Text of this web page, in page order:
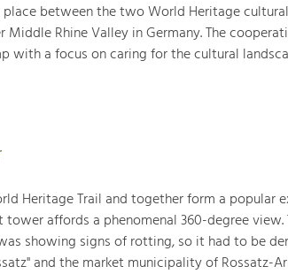
place between the two World Heritage cultural
Rhine Valley in Germany. The
with a focus on caring for the cultural
Heritage Trail and together form a popular
affords a phenomenal 360-degree view.
showing signs of rotting, so it had to be
and the market municipality of Rossatz-